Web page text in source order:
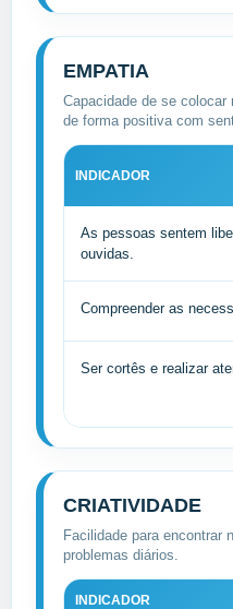
EMPATIA
Capacidade de se colocar
de forma positiva com
INDICADOR
As pessoas sentem
ouvidas.
Compreender as
Ser cortês e realizar
CRIATIVIDADE
Facilidade para encontrar
problemas diários.
INDICADOR